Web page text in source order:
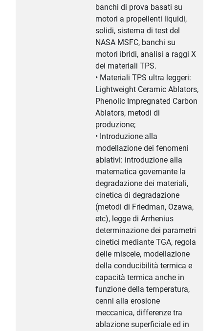
banchi di prova basati su
motori a propellenti liquidi,
solidi, sistema di test del
NASA MSFC, banchi su
motori ibridi, analisi a raggi X
dei materiali TPS.
• Materiali TPS ultra leggeri:
Lightweight Ceramic Ablators,
Phenolic Impregnated Carbon
Ablators, metodi di
produzione;
• Introduzione alla
modellazione dei fenomeni
ablativi: introduzione alla
matematica governante la
degradazione dei materiali,
cinetica di degradazione
(metodi di Friedman, Ozawa,
etc), legge di Arrhenius
determinazione dei parametri
cinetici mediante TGA, regola
delle miscele, modellazione
della conducibilità termica e
capacità termica anche in
funzione della temperatura,
cenni alla erosione
meccanica, differenze tra
ablazione superficiale ed in